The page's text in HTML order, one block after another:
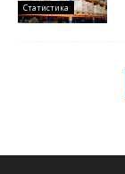
Статистика